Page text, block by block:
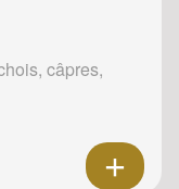
câpres,